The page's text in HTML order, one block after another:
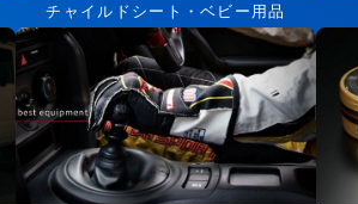
チャイルドシート・ベビー用品